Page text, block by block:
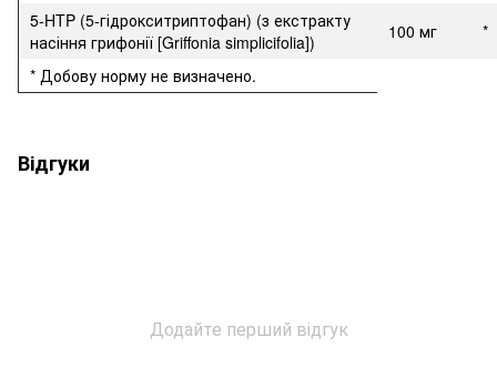
5-HTP (5-гідрокситриптофан) (з екстракту
насіння грифонії [Griffonia simplicifolia])
100 мг
*
* Добову норму не визначено.
Відгуки
Додайте перший відгук